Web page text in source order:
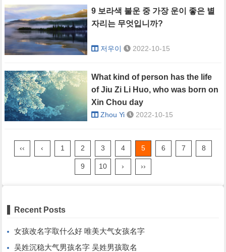
9 보라색 불운 중 가장 운이 좋은 별
자리는 무엇입니까?
저우이 2022-10-15
What kind of person has the life
of Jiu Zi Li Huo, who was born on
Xin Chou day
Zhou Yi 2022-10-15
‹‹ ‹ 1 2 3 4 5 6 7 8
9 10 › ››
Recent Posts
女孩改名字取什么好 唯美大气女孩名字
吴姓沉稳大气男孩名字 吴姓男孩取名